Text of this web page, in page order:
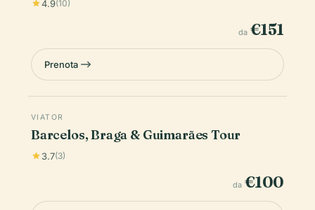
4.9(10)
da €151
Prenota
VIATOR
Barcelos, Braga & Guimarães Tour
3.7(3)
da €100